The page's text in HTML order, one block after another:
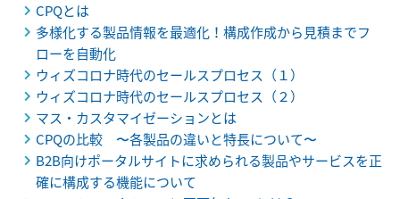
CPQとは
多様化する製品情報を最適化！構成作成から見積までフ
ローを自動化
ウィズコロナ時代のセールスプロセス（１）
ウィズコロナ時代のセールスプロセス（２）
マス・カスタマイゼーションとは
CPQの比較 〜各製品の違いと特長について〜
B2B向けポータルサイトに求められる製品やサービスを正
確に構成する機能について